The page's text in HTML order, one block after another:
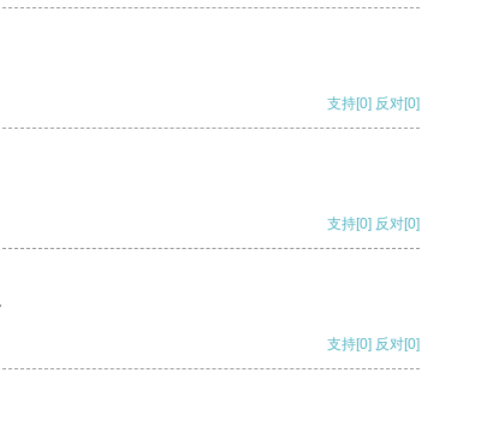
支持[0] 反对[0]
支持[0] 反对[0]
支持[0] 反对[0]